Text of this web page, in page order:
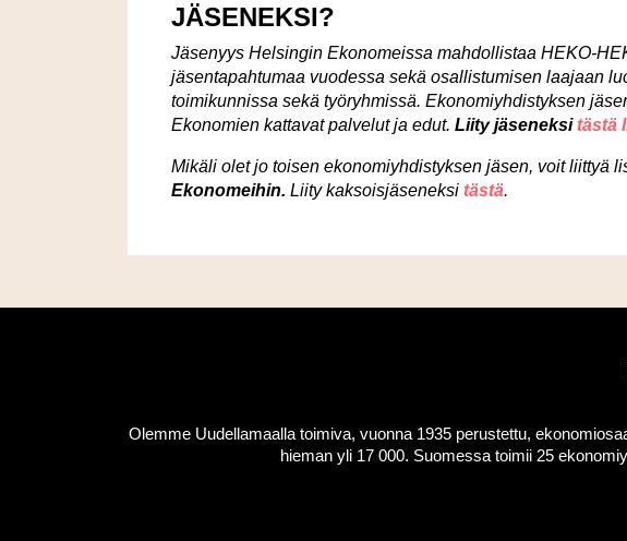
JÄSENEKSI?
Jäsenyys Helsingin Ekonomeissa mahdollistaa HEKO-
jäsentapahtumaa vuodessa sekä osallistumisen laajaan
toimikunnissa sekä työryhmissä. Ekonomiyhdistyksen
Ekonomien kattavat palvelut ja edut. Liity jäseneksi tästä
Mikäli olet jo toisen ekonomiyhdistyksen jäsen, voit liittyä
Ekonomeihin. Liity kaksoisjäseneksi tästä.
Olemme Uudellamaalla toimiva, vuonna 1935 perustettu,
hieman yli 17 000. Suomessa toimii 25